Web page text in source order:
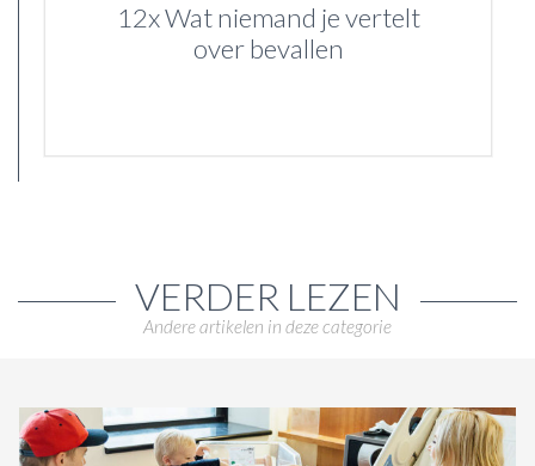
12x Wat niemand je vertelt
over bevallen
VERDER LEZEN
Andere artikelen in deze categorie